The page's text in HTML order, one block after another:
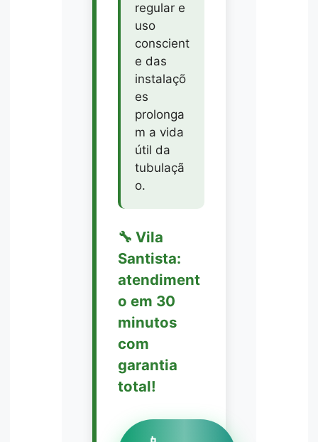
regular e
uso
conscient
e das
instalaçõ
es
prolonga
m a vida
útil da
tubulaçã
o.
🔧 Vila
Santista:
atendiment
o em 30
minutos
com
garantia
total!